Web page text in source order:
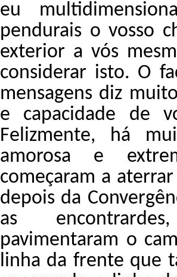
eu
pendurais o vosso
exterior a vós
considerar isto. O
mensagens diz
e capacidade de
Felizmente, há
amorosa e
começaram a
depois da
as
pavimentaram o
linha da frente que